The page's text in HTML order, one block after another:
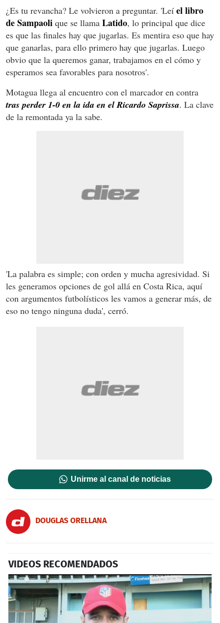
¿Es tu revancha? Le volvieron a preguntar. 'Leí el libro
de Sampaoli que se llama Latido, lo principal que dice
es que las finales hay que jugarlas. Es mentira eso que hay
que ganarlas, para ello primero hay que jugarlas. Luego
obvio que la queremos ganar, trabajamos en el cómo y
esperamos sea favorables para nosotros'.
Motagua llega al encuentro con el marcador en contra
tras perder 1-0 en la ida en el Ricardo Saprissa. La clave
de la remontada ya la sabe.
'La palabra es simple; con orden y mucha agresividad. Si
les generamos opciones de gol allá en Costa Rica, aquí
con argumentos futbolísticos les vamos a generar más, de
eso no tengo ninguna duda', cerró.
Unirme al canal de noticias
DOUGLAS ORELLANA
VIDEOS RECOMENDADOS